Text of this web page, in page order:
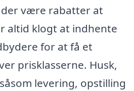
være rabatter at
altid klogt at indhente
for at få et
prisklasserne. Husk,
levering, opstilling